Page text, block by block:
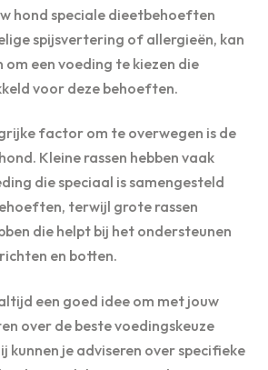
hond speciale dieetbehoeften
spijsvertering of allergieën, kan
een ​​voeding te kiezen die
voor deze behoeften.
factor om te overwegen is de
Kleine rassen hebben vaak
die speciaal is samengesteld
terwijl grote rassen
die helpt bij het ondersteunen
en botten.
een goed idee om met jouw
over de beste voedingskeuze
kunnen je adviseren over specifieke